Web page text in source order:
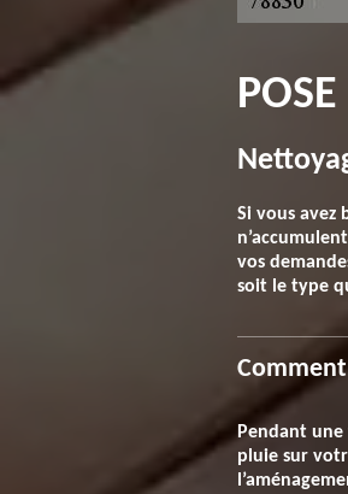
Si vous
vos
soit le type
Pendant
pluie sur